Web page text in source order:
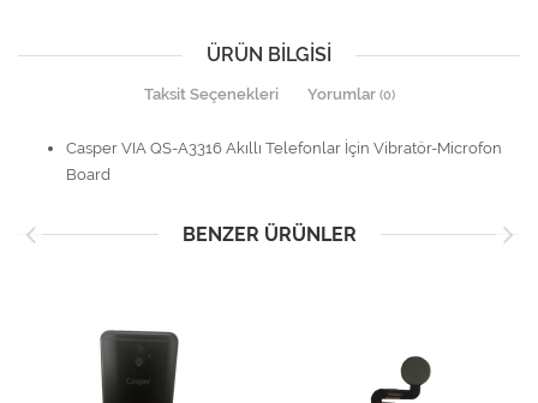
ÜRÜN BILGISI
Taksit Seçenekleri Yorumlar (0)
Casper VIA QS-A3316 Akıllı Telefonlar İçin Vibratör-Microfon
Board
BENZER ÜRÜNLER